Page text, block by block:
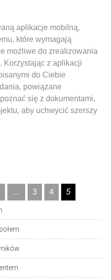
aplikacje mobilną,
które wymagają
możliwe do zrealizowania
Korzystając z aplikacji
do Ciebie
powiązane
się z dokumentami,
aby uchwycić szerszy
… 3 4 5